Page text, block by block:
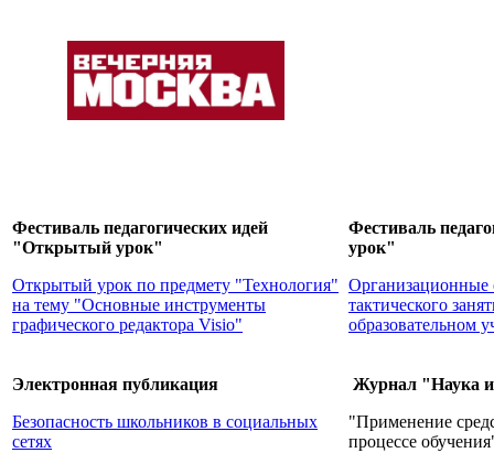
Фестиваль педагогических идей
"Открытый урок"
Открытый урок по предмету "Технология"
на тему "Основные инструменты
графического редактора Visio"
Фестиваль
урок"
Организационные
тактического
образовательном
Электронная публикация
Безопасность школьников в социальных
сетях
Журнал "Наука
"Применение
процессе